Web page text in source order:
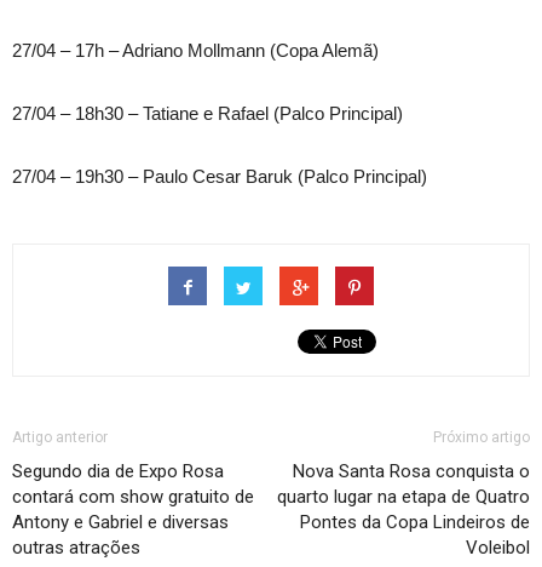
27/04 – 17h – Adriano Mollmann (Copa Alemã)
27/04 – 18h30 – Tatiane e Rafael (Palco Principal)
27/04 – 19h30 – Paulo Cesar Baruk (Palco Principal)
Artigo anterior
Segundo dia de Expo Rosa
contará com show gratuito de
Antony e Gabriel e diversas
outras atrações
Próximo artigo
Nova Santa Rosa conquista o
quarto lugar na etapa de Quatro
Pontes da Copa Lindeiros de
Voleibol